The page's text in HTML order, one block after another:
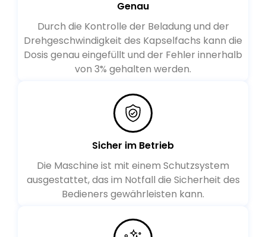
Genau
Durch die Kontrolle der Beladung und der
Drehgeschwindigkeit des Kapselfachs kann die
Dosis genau eingefüllt und der Fehler innerhalb
von 3% gehalten werden.
Sicher im Betrieb
Die Maschine ist mit einem Schutzsystem
ausgestattet, das im Notfall die Sicherheit des
Bedieners gewährleisten kann.